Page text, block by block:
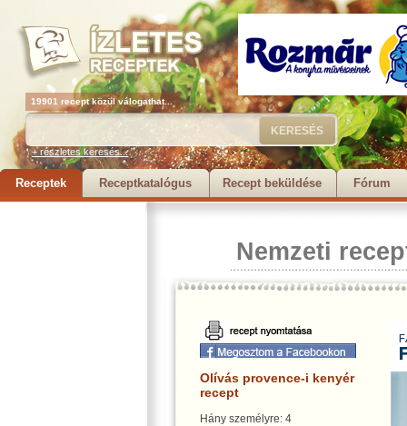
19901 recept közül válogathat...
+ részletes keresés...
Receptek Receptkatalógus Recept beküldése Fórum
Nemzeti
Olívás provence-i kenyér
recept
Hány személyre: 4